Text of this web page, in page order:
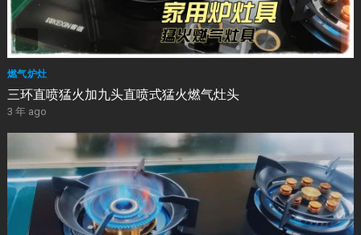
燃气炉灶
三环直喷猛火加九头直喷式猛火燃气灶头
3 年 ago